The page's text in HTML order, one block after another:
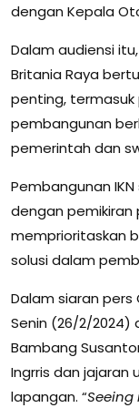
dengan Kepala
Dalam audiensi
Britania Raya
penting, termasuk
pembangunan
pemerintah dan
Pembangunan
dengan pemikiran
memprioritaskan
solusi dalam
Dalam siaran
Senin (26/2/2024)
Bambang
Ingrris dan jajaran
lapangan. “Seeing